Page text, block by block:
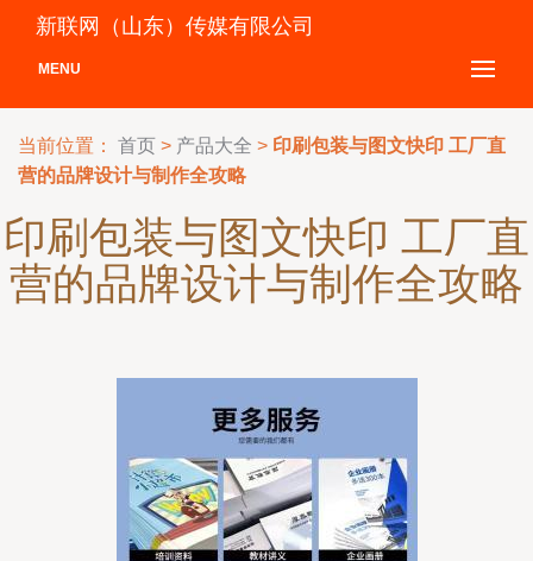
新联网（山东）传媒有限公司
MENU
当前位置： 首页 > 产品大全 > 印刷包装与图文快印 工厂直
营的品牌设计与制作全攻略
印刷包装与图文快印 工厂直
营的品牌设计与制作全攻略